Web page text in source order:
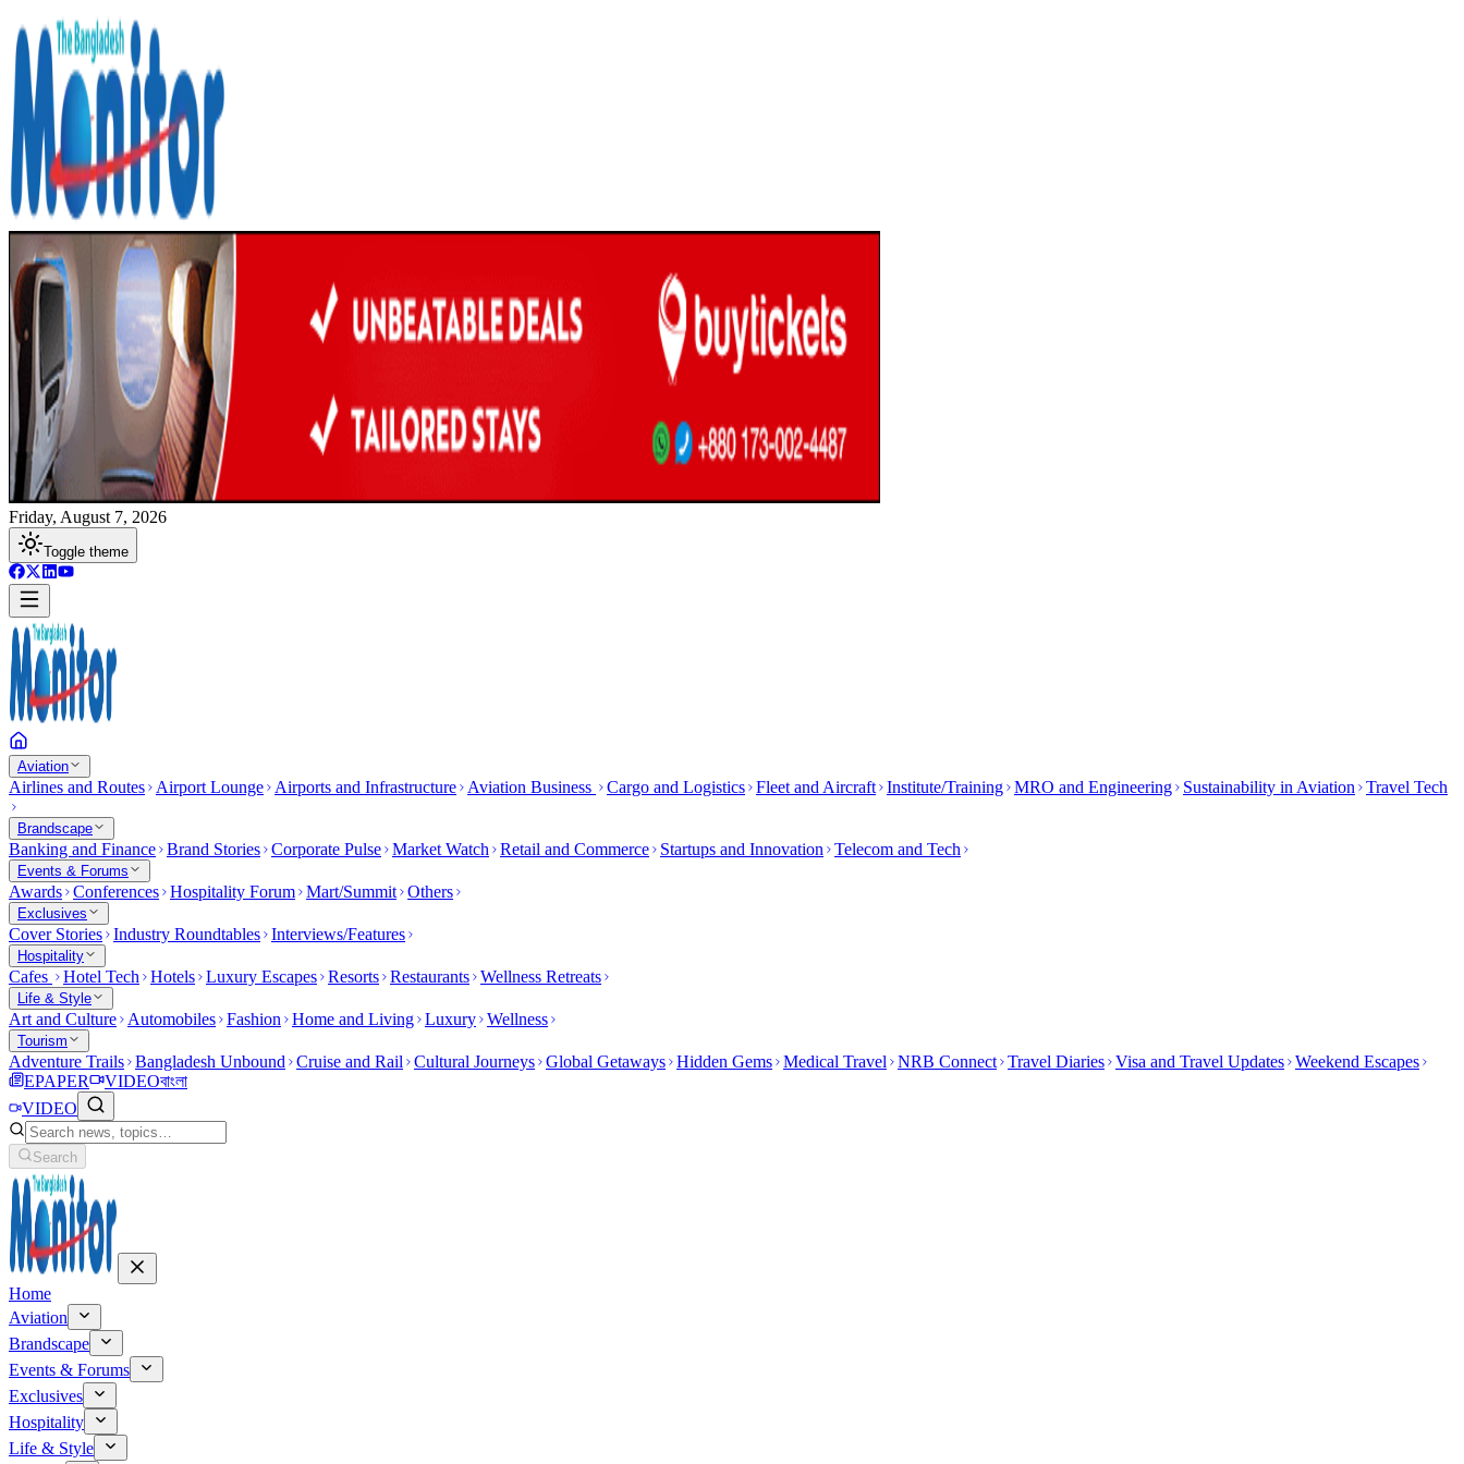
Friday, August 7, 2026
Toggle theme
Aviation
Airlines and Routes Airport Lounge Airports and Infrastructure Aviation Business Cargo and Logistics Fleet and Aircraft Institute/Training MRO and Engineering Sustainability in Aviation Travel Tech
Brandscape
Banking and Finance Brand Stories Corporate Pulse Market Watch Retail and Commerce Startups and Innovation Telecom and Tech
Events & Forums
Awards Conferences Hospitality Forum Mart/Summit Others
Exclusives
Cover Stories Industry Roundtables Interviews/Features
Hospitality
Cafes Hotel Tech Hotels Luxury Escapes Resorts Restaurants Wellness Retreats
Life & Style
Art and Culture Automobiles Fashion Home and Living Luxury Wellness
Tourism
Adventure Trails Bangladesh Unbound Cruise and Rail Cultural Journeys Global Getaways Hidden Gems Medical Travel NRB Connect Travel Diaries Visa and Travel Updates Weekend Escapes
EPAPER
VIDEOবাংলা
VIDEO
Search
Home
Aviation
Brandscape
Events & Forums
Exclusives
Hospitality
Life & Style